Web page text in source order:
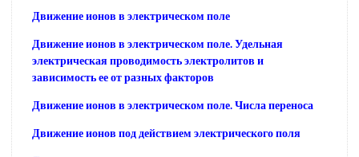
Движение ионов в электрическом поле
Движение ионов в электрическом поле. Удельная
электрическая проводимость электролитов и
зависимость ее от разных факторов
Движение ионов в электрическом поле. Числа переноса
Движение ионов под действием электрического поля